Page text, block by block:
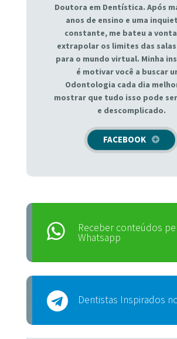
Doutora em Dentística. Após
anos de ensino e uma
constante, me bateu a
extrapolar os limites das salas
para o mundo virtual. Minha
é motivar você a buscar
Odontologia cada dia
mostrar que tudo isso pode
e descomplicado.
FACEBOOK
Receber conteúdos
Whatsapp
Dentistas Inspirados